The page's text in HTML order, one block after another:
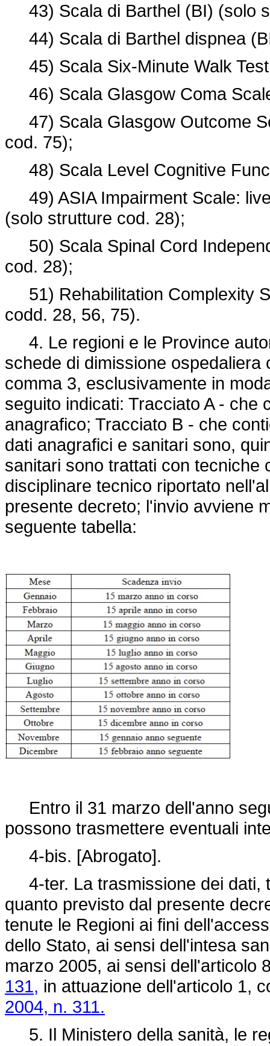
43) Scala di Barthel (BI) (solo
44) Scala di Barthel dispnea
45) Scala Six-Minute Walk
46) Scala Glasgow Coma
47) Scala Glasgow Outcome
cod. 75);
48) Scala Level Cognitive
49) ASIA Impairment Scale:
(solo strutture cod. 28);
50) Scala Spinal Cord
cod. 28);
51) Rehabilitation Complexity
codd. 28, 56, 75).
4. Le regioni e le Province
schede di dimissione
comma 3, esclusivamente in
seguito indicati: Tracciato A - che
anagrafico; Tracciato B - che
dati anagrafici e sanitari sono,
sanitari sono trattati con tecniche
disciplinare tecnico riportato
presente decreto; l'invio avviene
seguente tabella:
Entro il 31 marzo dell'anno
possono trasmettere eventuali
4-bis. [Abrogato].
4-ter. La trasmissione dei dati,
quanto previsto dal presente
tenute le Regioni ai fini
dello Stato, ai sensi dell'intesa
marzo 2005, ai sensi dell'articolo
131, in attuazione dell'articolo 1,
2004, n. 311.
5. Il Ministero della sanità, le